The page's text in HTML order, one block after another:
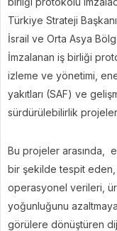
Türkiye Strateji
İsrail ve Orta Asya
İmzalanan iş birliği
izleme ve yönetimi,
yakıtları (SAF) ve
sürdürülebilirlik
Bu projeler arasında,
bir şekilde tespit
operasyonel verileri,
yoğunluğunu
görülere dönüştüren